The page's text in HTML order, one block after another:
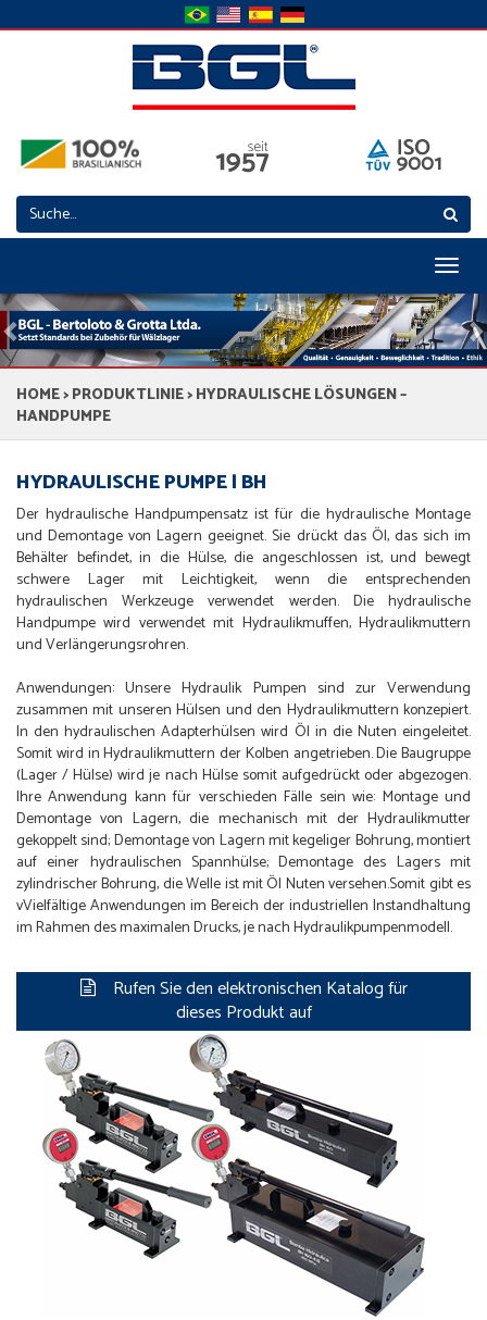
Previous
HOME>PRODUKTLINIE> HYDRAULISCHE LÖSUNGEN –
HANDPUMPE
HYDRAULISCHE PUMPE | BH
Der hydraulische Handpumpensatz ist für die hydraulische Montage
und Demontage von Lagern geeignet. Sie drückt das Öl, das sich im
Behälter befindet, in die Hülse, die angeschlossen ist, und bewegt
schwere Lager mit Leichtigkeit, wenn die entsprechenden
hydraulischen Werkzeuge verwendet werden. Die hydraulische
Handpumpe wird verwendet mit Hydraulikmuffen, Hydraulikmuttern
und Verlängerungsrohren.
Anwendungen: Unsere Hydraulik Pumpen sind zur Verwendung
zusammen mit unseren Hülsen und den Hydraulikmuttern konzepiert.
In den hydraulischen Adapterhülsen wird Öl in die Nuten eingeleitet.
Somit wird in Hydraulikmuttern der Kolben angetrieben. Die Baugruppe
(Lager / Hülse) wird je nach Hülse somit aufgedrückt oder abgezogen.
Ihre Anwendung kann für verschieden Fälle sein wie: Montage und
Demontage von Lagern, die mechanisch mit der Hydraulikmutter
gekoppelt sind; Demontage von Lagern mit kegeliger Bohrung, montiert
auf einer hydraulischen Spannhülse; Demontage des Lagers mit
zylindrischer Bohrung, die Welle ist mit Öl Nuten versehen.Somit gibt es
vVielfältige Anwendungen im Bereich der industriellen Instandhaltung
im Rahmen des maximalen Drucks, je nach Hydraulikpumpenmodell.
Rufen Sie den elektronischen Katalog für
dieses Produkt auf